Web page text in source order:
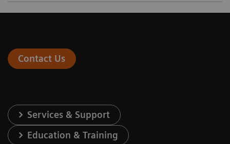
Contact Us
Services & Support
Education & Training